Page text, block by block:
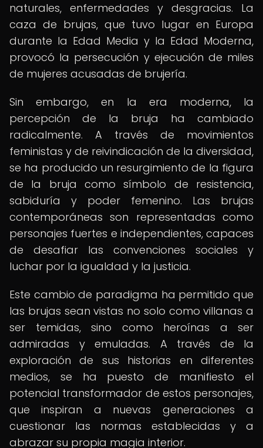
naturales, enfermedades y desgracias. La
caza de brujas, que tuvo lugar en Europa
durante la Edad Media y la Edad Moderna,
provocó la persecución y ejecución de miles
de mujeres acusadas de brujería.
Sin embargo, en la era moderna, la
percepción de la bruja ha cambiado
radicalmente. A través de movimientos
feministas y de reivindicación de la diversidad,
se ha producido un resurgimiento de la figura
de la bruja como símbolo de resistencia,
sabiduría y poder femenino. Las brujas
contemporáneas son representadas como
personajes fuertes e independientes, capaces
de desafiar las convenciones sociales y
luchar por la igualdad y la justicia.
Este cambio de paradigma ha permitido que
las brujas sean vistas no solo como villanas a
ser temidas, sino como heroínas a ser
admiradas y emuladas. A través de la
exploración de sus historias en diferentes
medios, se ha puesto de manifiesto el
potencial transformador de estos personajes,
que inspiran a nuevas generaciones a
cuestionar las normas establecidas y a
abrazar su propia magia interior.